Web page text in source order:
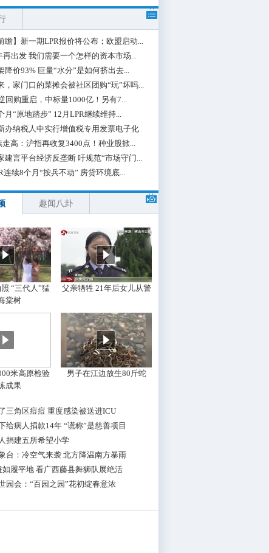
瞻】新一期LPR报价将公布；欧盟启动...
再出发 我们需要一个怎样的资本市场...
降价93% 巨量“水分”是如何挤出去...
，家门口的菜摊会被社区团购“玩”坏吗...
回购重启，中标量1000亿！另有7...
月“原地踏步” 12月LPR继续维持...
办纳税人中实行增值税专用发票电子化
走高：沪指再收复3400点！种业股掀...
建言平台经济反垄断 吁规范“市场守门...
连续8个月“按兵不动” 房贷环境底...
趣闻八卦
“三代人”猛
棠树
父亲牺牲 21年后女儿从警
米高原检验
成果
男子在江边放生80斤蛇
三角区痘痘 重度感染被送进ICU
给病人捐款14年 “谎称”是慈善项目
捐建五所希望小学
台：冷空气来袭 北方降温南方暴雨
如履平地 看广西藤县舞狮队展绝活
园会：“百园之园”花初绽春意浓